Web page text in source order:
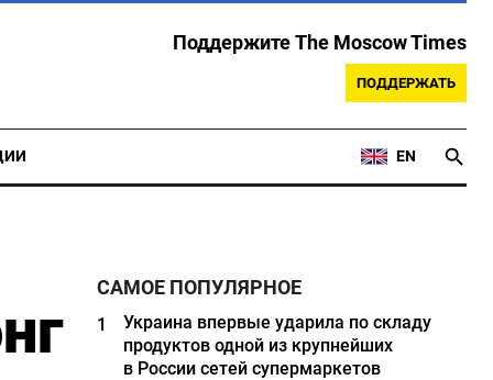
Поддержите The Moscow Times
ПОДДЕРЖАТЬ
EN
САМОЕ ПОПУЛЯРНОЕ
1
Украина впервые ударила по складу
продуктов одной из крупнейших
в России сетей супермаркетов